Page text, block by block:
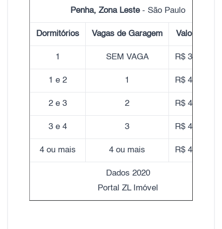
Penha, Zona Leste- São Paulo
Dormitórios Vagas de Garagem Valor do m²
1 SEM VAGA R$ 3.800,00
1 e 2 1 R$ 4.350,00
2 e 3 2 R$ 4.130,00
3 e 4 3 R$ 4.090,00
4 ou mais 4 ou mais R$ 4.050,00
Dados 2020
Portal ZL Imóvel